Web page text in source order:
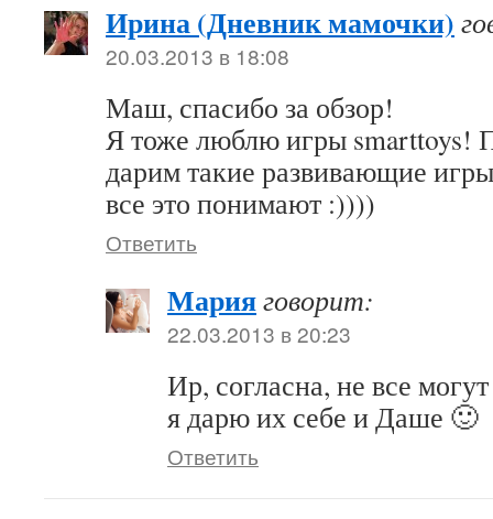
Ирина (Дневник мамочки)
20.03.2013 в 18:08
Маш, спасибо за обзор!
Я тоже люблю игры smarttoys!
дарим такие развивающие
все это понимают :))))
Ответить
Марияговорит:
22.03.2013 в 20:23
Ир, согласна, не все
я дарю их себе и Даше 🙂
Ответить